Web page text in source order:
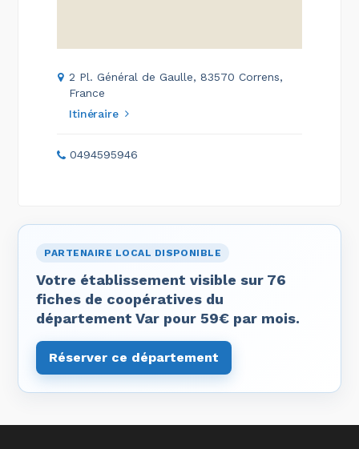
2 Pl. Général de Gaulle, 83570 Correns,
France
Itinéraire
0494595946
PARTENAIRE LOCAL DISPONIBLE
Votre établissement visible sur 76
fiches de coopératives du
département Var pour 59€ par mois.
Réserver ce département